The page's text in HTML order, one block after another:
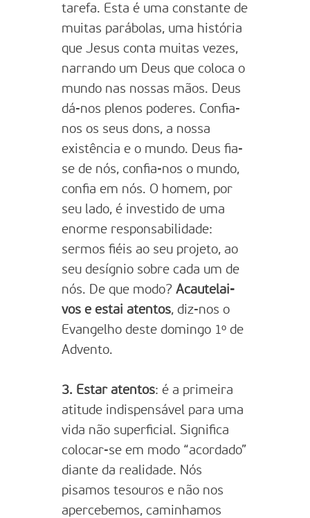
tarefa. Esta é uma constante de
muitas parábolas, uma história
que Jesus conta muitas vezes,
narrando um Deus que coloca o
mundo nas nossas mãos. Deus
dá-nos plenos poderes. Confia-
nos os seus dons, a nossa
existência e o mundo. Deus fia-
se de nós, confia-nos o mundo,
confia em nós. O homem, por
seu lado, é investido de uma
enorme responsabilidade:
sermos fiéis ao seu projeto, ao
seu desígnio sobre cada um de
nós. De que modo? Acautelai-
vos e estai atentos, diz-nos o
Evangelho deste domingo 1º de
Advento.
3. Estar atentos: é a primeira
atitude indispensável para uma
vida não superficial. Significa
colocar-se em modo “acordado”
diante da realidade. Nós
pisamos tesouros e não nos
apercebemos, caminhamos